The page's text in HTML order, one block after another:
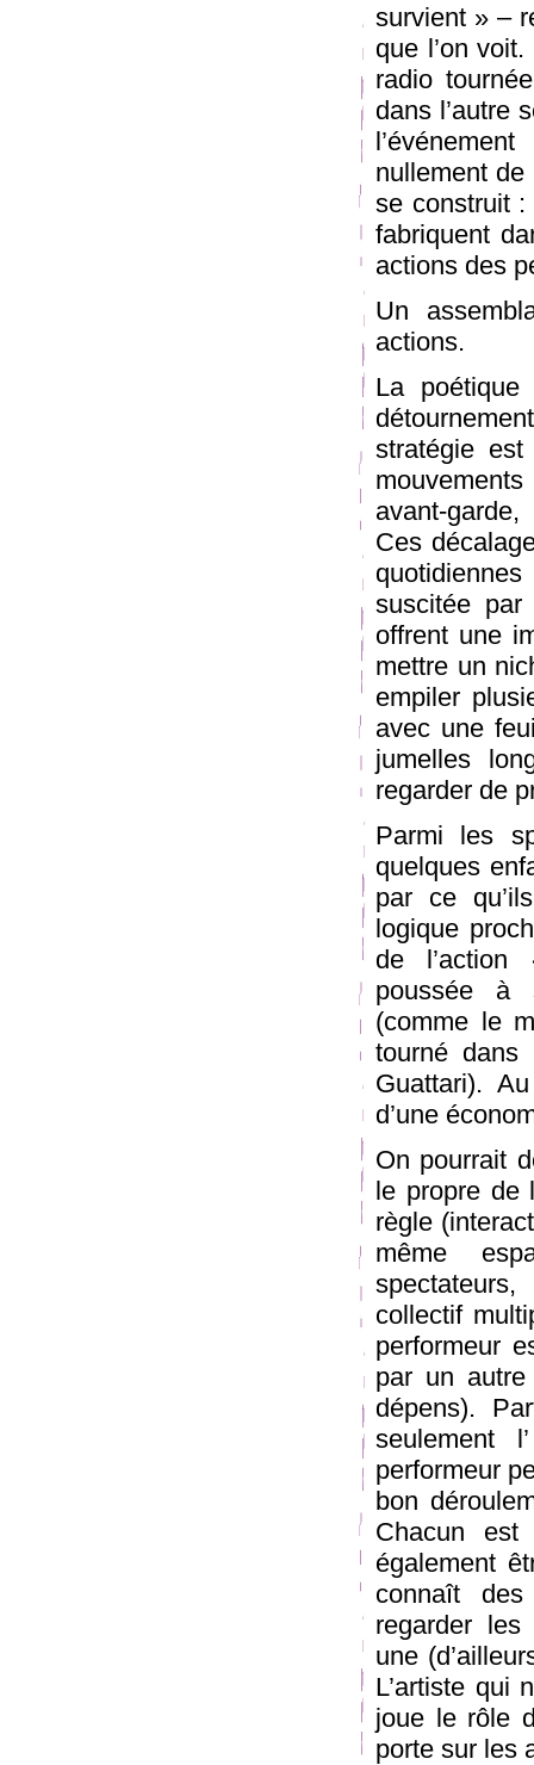
survient » –
que l’on
radio
dans l’autre
nullement
se construit :
fabriquent
actions des
Un
actions.
La
stratégie
avant-
Ces
suscitée par
offrent une
mettre un
empiler
avec une
jumelles
regarder de
Parmi les
quelques
par ce
logique
de l’action
poussée à
(comme le
tourné
Guattari).
d’une
On pourrait
le propre de
règle
même
collectif
performeur
par un
dépens).
seulement
performeur
bon
Chacun
également
connaît
regarder les
une
L’artiste qui
joue le rôle
porte sur les